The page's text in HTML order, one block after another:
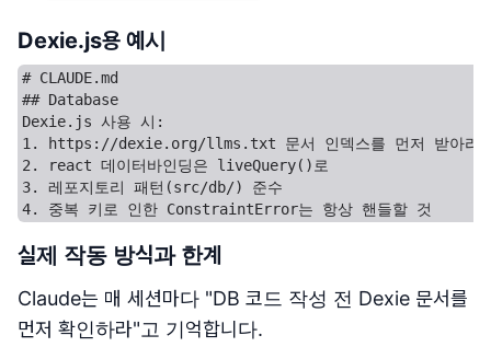
Dexie.js용 예시
# CLAUDE.md
## Database
Dexie.js 사용 시:
1. https://dexie.org/llms.txt 문서 인덱스를 먼저 받아라
2. react 데이터바인딩은 liveQuery()로
3. 레포지토리 패턴(src/db/) 준수
실제 작동 방식과 한계
Claude는 매 세션마다 "DB 코드 작성 전 Dexie 문서를
먼저 확인하라"고 기억합니다.